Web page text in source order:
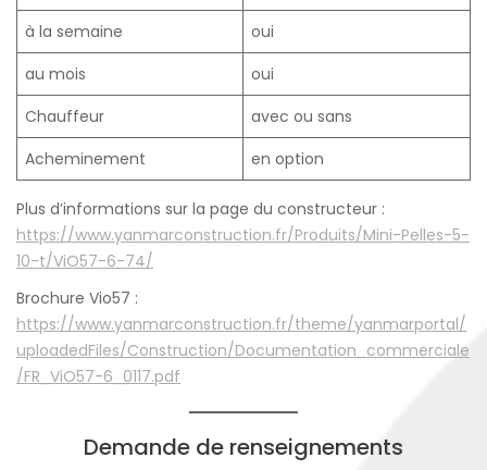
à la semaine
oui
au mois
oui
Chauffeur
avec ou sans
Acheminement
en option
Plus d’informations sur la page du constructeur :
https://www.yanmarconstruction.fr/Produits/Mini-Pelles-5-
10-t/ViO57-6-74/
Brochure Vio57 :
https://www.yanmarconstruction.fr/theme/yanmarportal/
uploadedFiles/Construction/Documentation_commerciale
/FR_ViO57-6_0117.pdf
Demande de renseignements